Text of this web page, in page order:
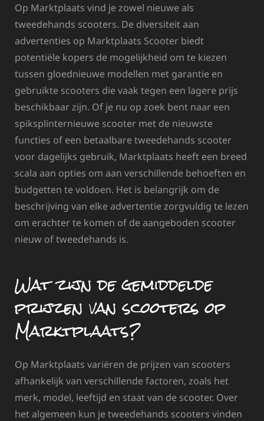
Op Marktplaats vind je zowel nieuwe als
tweedehands scooters. De diversiteit aan
advertenties op Marktplaats Scooter biedt
potentiële kopers de mogelijkheid om te kiezen
tussen gloednieuwe modellen met garantie en
gebruikte scooters die vaak tegen een lagere prijs
beschikbaar zijn. Of je nu op zoek bent naar een
spiksplinternieuwe scooter met de nieuwste
functies of een betaalbare tweedehands scooter
voor dagelijks gebruik, Marktplaats heeft een breed
scala aan opties om aan verschillende behoeften en
budgetten te voldoen. Het is belangrijk om de
beschrijving van elke advertentie zorgvuldig te lezen
om erachter te komen of de aangeboden scooter
nieuw of tweedehands is.
Wat zijn de gemiddelde
prijzen van scooters op
Marktplaats?
Op Marktplaats variëren de prijzen van scooters
afhankelijk van verschillende factoren, zoals het
merk, model, leeftijd en staat van de scooter. Over
het algemeen kun je tweedehands scooters vinden